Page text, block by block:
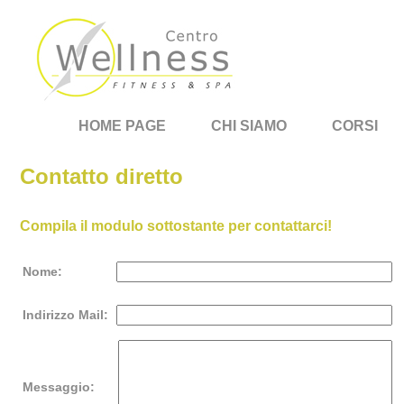
HOME PAGE CHI SIAMO CORSI
Contatto diretto
Compila il modulo sottostante per contattarci!
Nome:
Indirizzo Mail:
Messaggio: